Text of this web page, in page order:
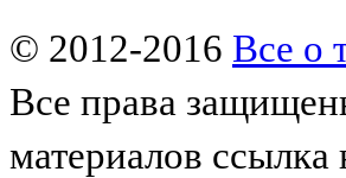
© 2012-2016 Все о
Все права
материалов ссылка